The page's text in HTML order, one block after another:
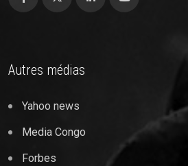
Autres médias
Yahoo news
Media Congo
Forbes